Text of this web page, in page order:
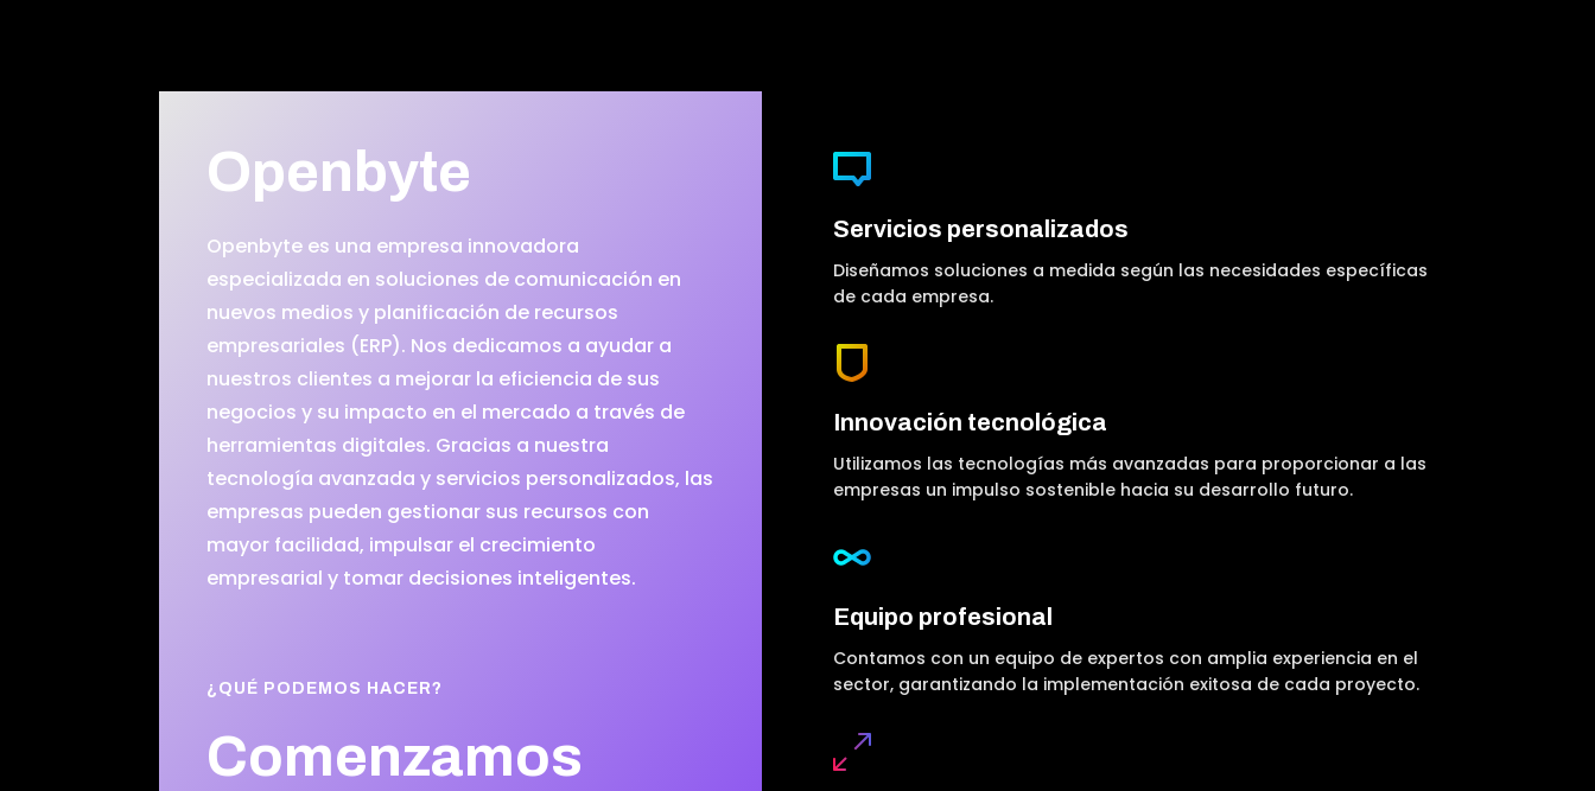
Openbyte
Openbyte es una empresa innovadora
especializada en soluciones de comunicación en
nuevos medios y planificación de recursos
empresariales (ERP). Nos dedicamos a ayudar a
nuestros clientes a mejorar la eficiencia de sus
negocios y su impacto en el mercado a través de
herramientas digitales. Gracias a nuestra
tecnología avanzada y servicios personalizados, las
empresas pueden gestionar sus recursos con
mayor facilidad, impulsar el crecimiento
empresarial y tomar decisiones inteligentes.
¿QUÉ PODEMOS HACER?
Comenzamos
Servicios personalizados
Diseñamos soluciones a medida según las necesidades específicas
de cada empresa.
Innovación tecnológica
Utilizamos las tecnologías más avanzadas para proporcionar a las
empresas un impulso sostenible hacia su desarrollo futuro.
Equipo profesional
Contamos con un equipo de expertos con amplia experiencia en el
sector, garantizando la implementación exitosa de cada proyecto.